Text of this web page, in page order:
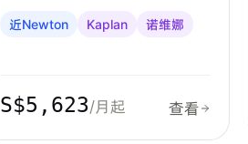
近Newton Kaplan 诺维娜
S$5,623/月起 查看
加东 & 马林百列